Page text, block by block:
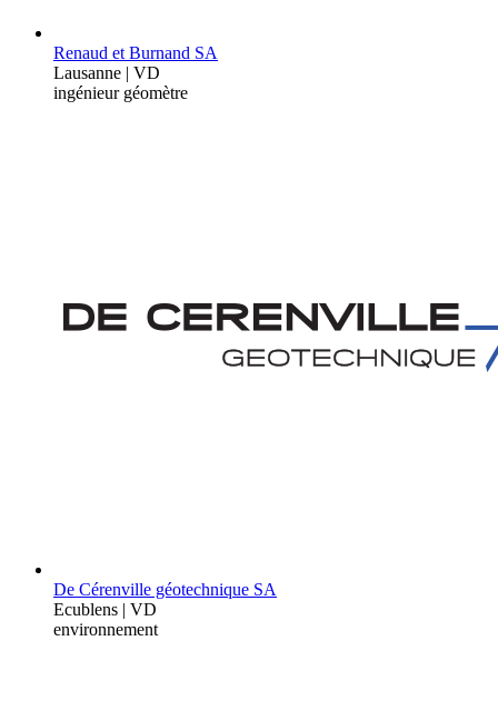
Renaud et Burnand SA
Lausanne | VD
ingénieur géomètre
De Cérenville géotechnique SA
Ecublens | VD
environnement